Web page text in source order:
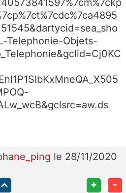
Telephonie-Objets-
le 28/11/2020
+ -